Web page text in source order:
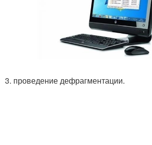
3. проведение дефрагментации.